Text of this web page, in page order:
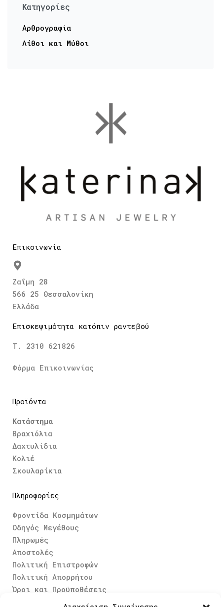
Kατηγορίες
Αρθρογραφία
Λίθοι και Μύθοι
Επικοινωνία
Ζαΐμη 28
566 25 Θεσσαλονίκη
Ελλάδα
Επισκεψιμότητα κατόπιν ραντεβού
Τ. 2310 621826
Φόρμα Επικοινωνίας
Προϊόντα
Κατάστημα
Βραχιόλια
Δαχτυλίδια
Κολιέ
Σκουλαρίκια
Πληροφορίες
Φροντίδα Κοσμημάτων
Οδηγός Μεγέθους
Πληρωμές
Αποστολές
Πολιτική Επιστροφών
Πολιτική Απορρήτου
Όροι και Προϋποθέσεις